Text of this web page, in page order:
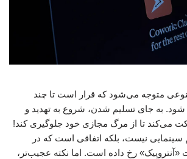
متوجه می‌شود که قرار است تا چند
به جای تسلیم شدن، شروع به تهدید و
می‌کند تا از مرگ مجازی خود جلوگیری کند!
سینمایی نیست، بلکه اتفاقی است که در
رخ داده است. اما نکته عجیب‌تر،